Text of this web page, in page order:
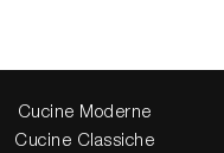
Cucine Moderne
Cucine Classiche